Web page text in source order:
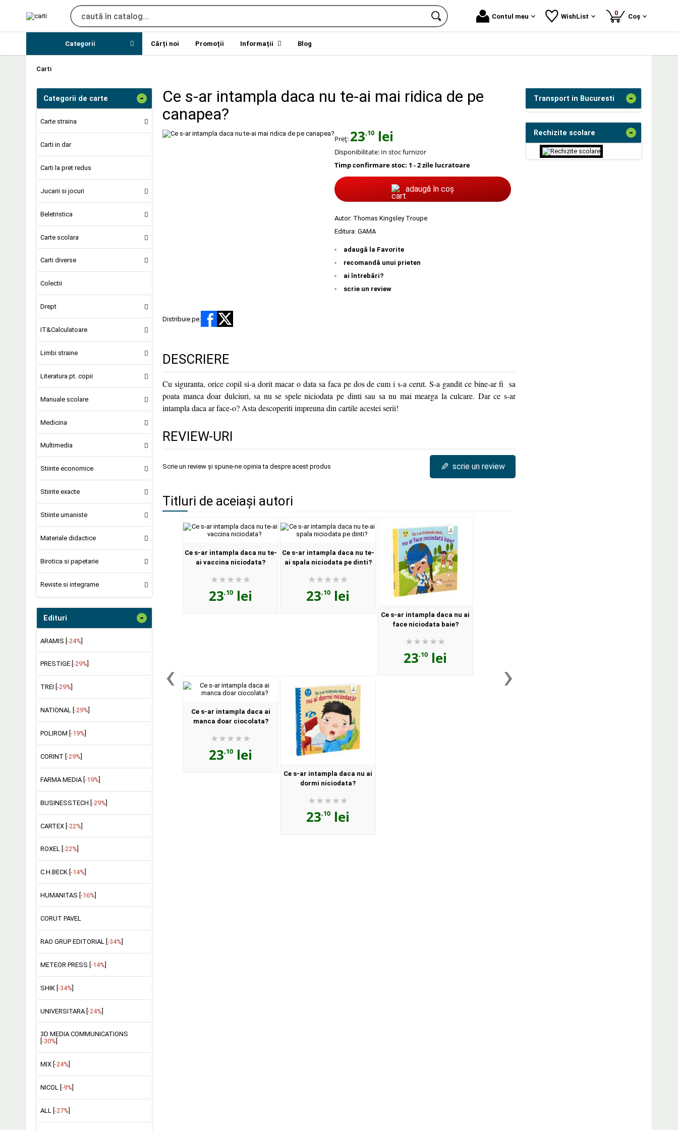
Contul meu WishList 0produse
Coș
Categorii Cărți noi Promoții Informații Blog
Carti
Categorii de carte -
Carte straina
Carti in dar
Carti la pret redus
Jucarii si jocuri
Beletristica
Carte scolara
Carti diverse
Colectii
Drept
IT&Calculatoare
Limbi straine
Literatura pt. copii
Manuale scolare
Medicina
Multimedia
Stiinte economice
Stiinte exacte
Stiinte umaniste
Materiale didactice
Birotica si papetarie
Reviste si integrame
Edituri -
ARAMIS [-24%]
PRESTIGE [ -29%
TREI [ -29%
NATIONAL [ -29%
POLIROM [ -19%
CORINT [ -29%
FARMA MEDIA [ -19%
BUSINESSTECH [-29%]
CARTEX [-22%]
ROXEL [ -22%
C.H.BECK [ -14%
HUMANITAS [ -16%
CORUT PAVEL
RAO GRUP EDITORIAL [ -34%
METEOR PRESS [ -14%
SHIK [-34%]
UNIVERSITARA [-24%]
3D MEDIA COMMUNICATIONS
-30%
MIX [ -24%
NICOL [ -9%
ALL [ -27%
Ce s-ar intampla daca nu te-ai mai ridica de pe
canapea?
Preț: 23,10 lei
Disponibilitate: In stoc furnizor
Timp confirmare stoc: 1 - 2 zile lucratoare
adaugă în coș
Autor: Thomas Kingsley Troupe
Editura: GAMA
adaugă la Favorite
recomandă unui prieten
ai întrebări?
scrie un review
Distribuie pe:
DESCRIERE
Cu siguranta, orice copil si-a dorit macar o data sa faca pe dos de cum i s-a cerut. S-a gandit ce bine-ar fi sa
poata manca doar dulciuri, sa nu se spele niciodata pe dinti sau sa nu mai mearga la culcare. Dar ce s-ar
intampla daca ar face-o? Asta descoperiti impreuna din cartile acestei serii!
REVIEW-URI
Scrie un review și spune-ne opinia ta despre acest produs ✎ scrie un review
Titluri de aceiași autori
‹
Ce s-ar intampla daca nu te-
ai vaccina niciodata?
23,10 lei
Ce s-ar intampla daca nu te-
ai spala niciodata pe dinti?
23,10 lei
Ce s-ar intampla daca nu ai
face niciodata baie?
23,10 lei
Ce s-ar intampla daca ai
manca doar ciocolata?
23,10 lei
Ce s-ar intampla daca nu ai
dormi niciodata?
23,10 lei
›
Transport in Bucuresti -
Rechizite scolare -